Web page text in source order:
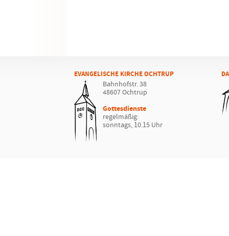
EVANGELISCHE KIRCHE OCHTRUP
Bahnhofstr. 38
48607 Ochtrup
Gottesdienste
regelmäßig:
sonntags, 10.15 Uhr